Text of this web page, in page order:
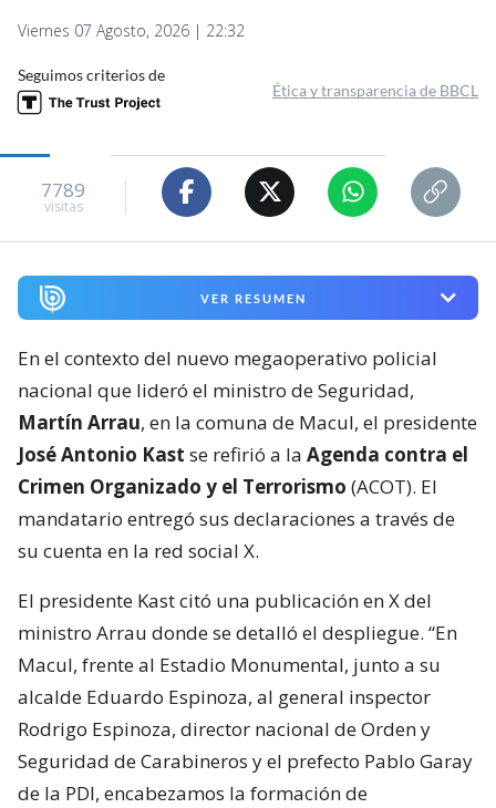
Viernes 07 Agosto, 2026 | 22:32
Seguimos criterios de
Ética y transparencia de BBCL
7789
visitas
VER RESUMEN
En el contexto del nuevo megaoperativo policial
nacional que lideró el ministro de Seguridad,
Martín Arrau, en la comuna de Macul, el presidente
José Antonio Kast se refirió a la Agenda contra el
Crimen Organizado y el Terrorismo (ACOT). El
mandatario entregó sus declaraciones a través de
su cuenta en la red social X.
El presidente Kast citó una publicación en X del
ministro Arrau donde se detalló el despliegue. “En
Macul, frente al Estadio Monumental, junto a su
alcalde Eduardo Espinoza, al general inspector
Rodrigo Espinoza, director nacional de Orden y
Seguridad de Carabineros y el prefecto Pablo Garay
de la PDI, encabezamos la formación de